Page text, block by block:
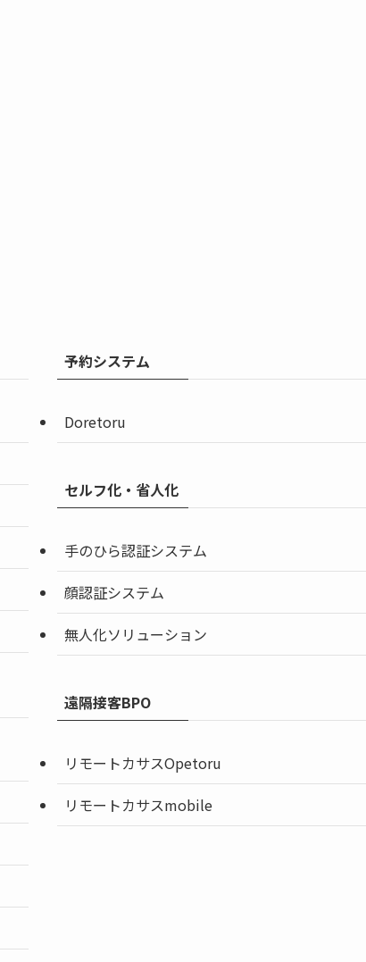
予約システム
Doretoru
セルフ化・省人化
手のひら認証システム
顔認証システム
無人化ソリューション
遠隔接客BPO
リモートカサスOpetoru
リモートカサスmobile